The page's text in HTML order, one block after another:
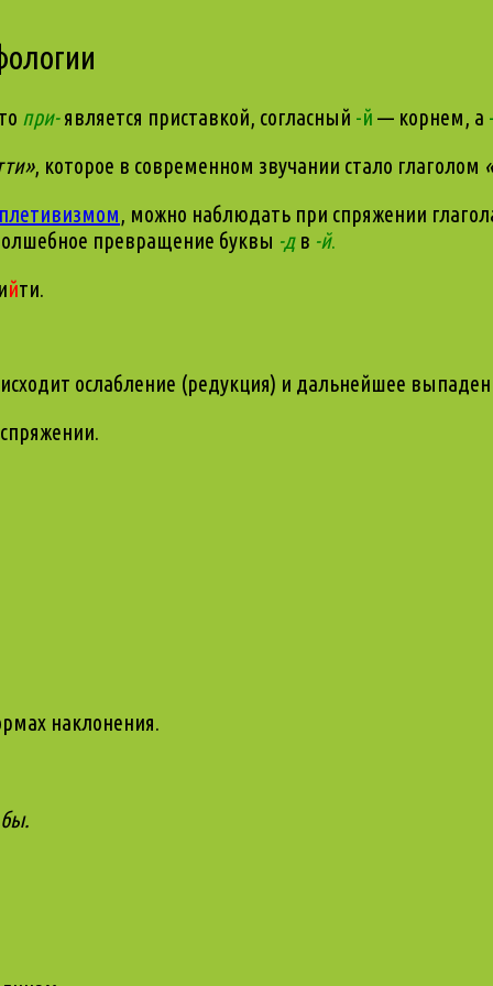
при- является приставкой, согласный -й — корнем, а
», которое в современном звучании стало глаголом «
, можно наблюдать при спряжении
превращение буквы -дв -й.
йти.
ослабление (редукция) и дальнейшее
наклонения.